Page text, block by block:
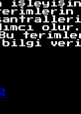
bilgi